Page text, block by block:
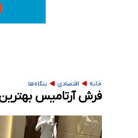
هیچ
خانه اقتصادی بنگاه‌ها
فرش آرتامیس